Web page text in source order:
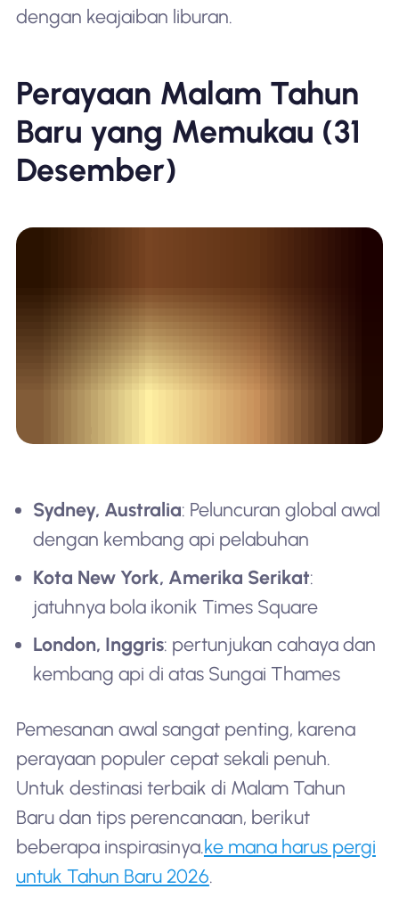
dengan keajaiban liburan.
Perayaan Malam Tahun
Baru yang Memukau (31
Desember)
Sydney, Australia: Peluncuran global awal
dengan kembang api pelabuhan
Kota New York, Amerika Serikat:
jatuhnya bola ikonik Times Square
London, Inggris: pertunjukan cahaya dan
kembang api di atas Sungai Thames
Pemesanan awal sangat penting, karena
perayaan populer cepat sekali penuh.
Untuk destinasi terbaik di Malam Tahun
Baru dan tips perencanaan, berikut
beberapa inspirasinya.ke mana harus pergi
untuk Tahun Baru 2026.